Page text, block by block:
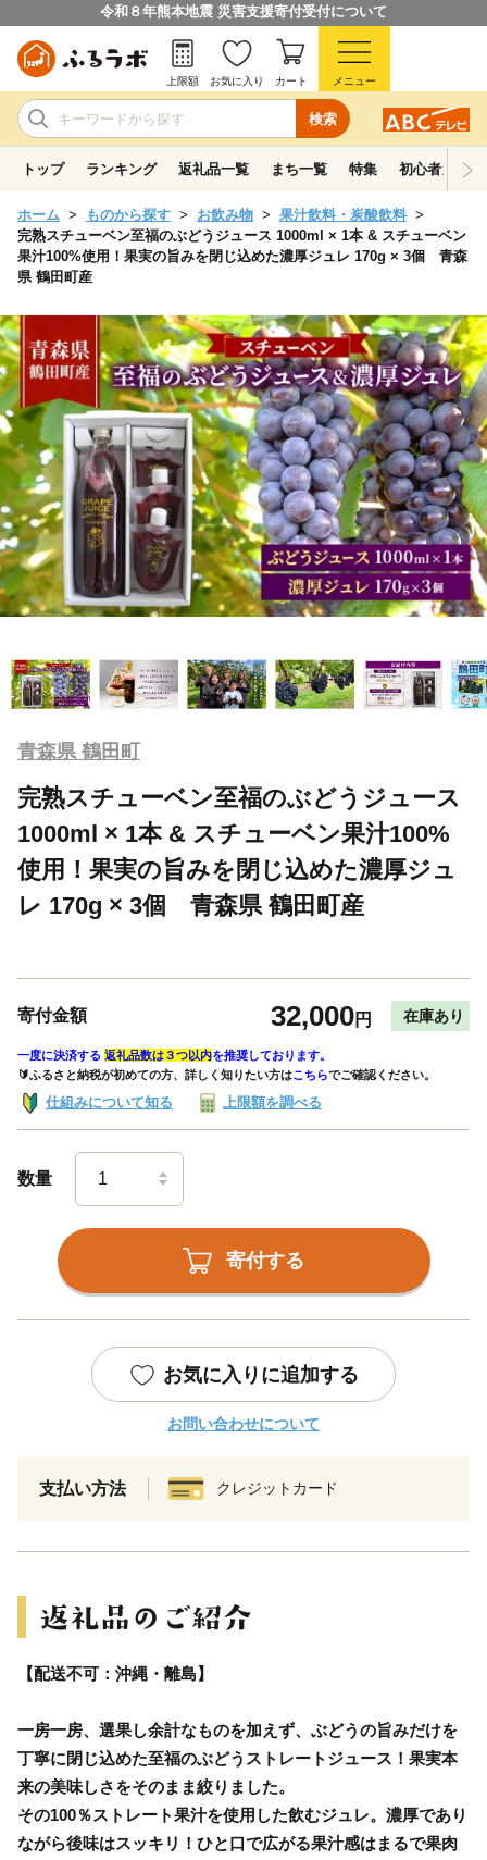
令和８年熊本地震 災害支援寄付受付について
検索
上限額 お気に入り カート メニュー
トップ ランキング 返礼品一覧 まち一覧 特集 初心者ガイド
ホーム ものから探す お飲み物
果汁飲料・炭酸飲料
完熟スチューベン至福のぶどうジュース 1000ml × 1本 & スチューベン
果汁100%使用！果実の旨みを閉じ込めた濃厚ジュレ 170g × 3個 青森
県 鶴田町産
青森県 鶴田町
完熟スチューベン至福のぶどうジュース
1000ml × 1本 & スチューベン果汁100%
使用！果実の旨みを閉じ込めた濃厚ジュ
レ 170g × 3個 青森県 鶴田町産
寄付金額 32,000円 在庫あり
一度に決済する 返礼品数は３つ以内を推奨しております。
🔰ふるさと納税が初めての方、詳しく知りたい方はこちらでご確認ください。
仕組みについて知る 上限額を調べる
数量
寄付する
お気に入りに追加する
お問い合わせについて
支払い方法 クレジットカード
【配送不可：沖縄・離島】
一房一房、選果し余計なものを加えず、ぶどうの旨みだけを
丁寧に閉じ込めた至福のぶどうストレートジュース！果実本
来の美味しさをそのまま絞りました。
その100％ストレート果汁を使用した飲むジュレ。濃厚であり
ながら後味はスッキリ！ひと口で広がる果汁感はまるで果肉